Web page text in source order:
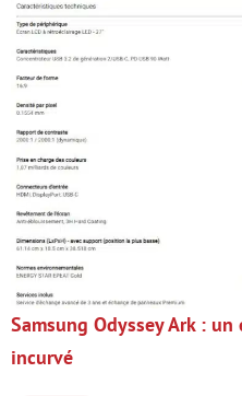
Samsung Odyssey Ark :
incurvé